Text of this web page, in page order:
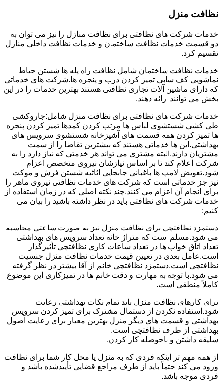
نظافت منزل
خدمات شرکت های نظافتی برای نظافت منازل را نیز می توان به
دو قسمت خدمات نظافت ساختمان و خدمات نظافت داخلی منازل
تقسیم کرد.
خدمات نظافت ساختمان شامل نظافت راه پله ها شستن حیاط
نماشویی کف سابی تمیز کردن درب و پنجره ها.شرکت های خدماتی
که دارای ماشین آلات تجاری نظافتی هستند بهترین خدمات را در این
بخش می توانند ارائه دهند.
خدمات شرکت های نظافتی برای نظافت منزل شامل:جاروکشی
طی کشی شستشوی لباس ها مرتب کردن کمدها تمیز کردن پنجره
ها تمیز کردن همه قسمت های آشپزخانه شستشوی سرویس های
بهداشتی.این ها خدماتی هستند که بیشترین تقاضا را از سمت
مشتریان دارند.البته مشتری می تواند هر خدمتی که نیاز دارد را به
شرکت اعلام کند تا بر اساس نیازشان نیروی متخصص اعزام
شود.تعویض لامپ ها باغبانی جابجایی اثاثیه شستن فرش و موکت
نیز جز خدماتی است که شرکت های خدمات نظافتی نیروی ماهر را
برای انجام آن اعزام می کنند.چند نکته اصلی که در زمان استفاده از
خدمات شرکت های نظافتی باید در نظر داشته باشید را بیان می
کنیم:
دستمزد نظافتچی برای نظافت منزل نیز به صورت ساعتی محاسبه
می شود.مسلم است که متراژ خانه تعداد سرویس های بهداشتی
تعداد اتاق خواب ها در تعداد ساعات کاری نظافتچی تأثیرگذار
است.عامل بعدی در تعیین قیمت خدمات نظافت منزل جنسیت
نظافتچی است.دستمزد نظافتچی خانم از آقا بیشتر در نظر گرفته
می شود.با توجه به مهارت و دقت خانم ها در تمیزکاری این موضوع
کاملاً منطقی است.
برای کارهای نظافت منزل باید تمام نکات بهداشتی رعایت
شود.استفاده نکردن از دستمال مشترک برای تمیز کردن سرویس
بهداشتی و قسمت های دیگر منزل بهترین معیار برای رعایت اصول
بهداشتی از طرف نظافتچی است.
سلیقه داشتن و باحوصله کار کردن.
از همه مهم تر اینکه فردی که به منزل یا محل کار شما برای نظافت
ورود می کند حتماً باید از طرف مراجع قضایی تأییدشده باشد و
فردی موجه باشد.